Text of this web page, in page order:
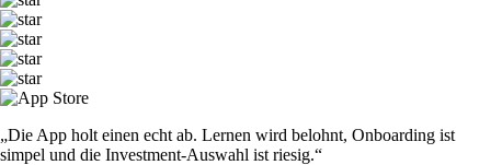
„Die App holt einen echt ab. Lernen wird belohnt, Onboarding ist
simpel und die Investment-Auswahl ist riesig.“